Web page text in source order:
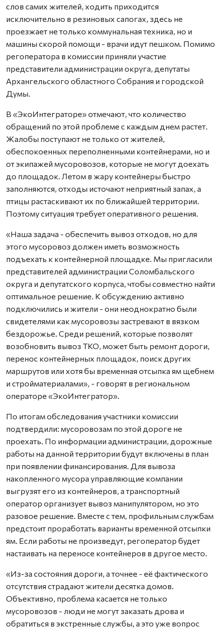
слов самих жителей, ходить приходится
исключительно в резиновых сапогах, здесь не
проезжает не только коммунальная техника, но и
машины скорой помощи - врачи идут пешком. Помимо
регоператора в комиссии приняли участие
представители администрации округа, депутаты
Архангельского областного Собрания и городской
Думы.
В «ЭкоИнтеграторе» отмечают, что количество
обращений по этой проблеме с каждым днем растет.
Жалобы поступают не только от жителей,
обеспокоенных переполненными контейнерами, но и
от экипажей мусоровозов, которые не могут доехать
до площадок. Летом в жару контейнеры быстро
заполняются, отходы источают неприятный запах, а
птицы растаскивают их по ближайшей территории.
Поэтому ситуация требует оперативного решения.
«Наша задача - обеспечить вывоз отходов, но для
этого мусоровоз должен иметь возможность
подъехать к контейнерной площадке. Мы пригласили
представителей администрации Соломбальского
округа и депутатского корпуса, чтобы совместно найти
оптимальное решение. К обсуждению активно
подключились и жители - они неоднократно были
свидетелями как мусоровозы застревают в вязком
бездорожье. Среди решений, которые позволят
возобновить вывоз ТКО, может быть ремонт дороги,
перенос контейнерных площадок, поиск других
маршрутов или хотя бы временная отсыпка ям щебнем
и стройматериалами», - говорят в региональном
операторе «ЭкоИнтегратор».
По итогам обследования участники комиссии
подтвердили: мусоровозам по этой дороге не
проехать. По информации администрации, дорожные
работы на данной территории будут включены в план
при появлении финансирования. Для вывоза
накопленного мусора управляющие компании
выгрузят его из контейнеров, а транспортный
оператор организует вывоз манипулятором, но это
разовое решение. Вместе с тем, профильным службам
предстоит проработать варианты временной отсыпки
ям. Если работы не произведут, регоператор будет
настаивать на переносе контейнеров в другое место.
«Из-за состояния дороги, а точнее - её фактического
отсутствия страдают жители десятка домов.
Объективно, проблема касается не только
мусоровозов - люди не могут заказать дрова и
обратиться в экстренные службы, а это уже вопрос